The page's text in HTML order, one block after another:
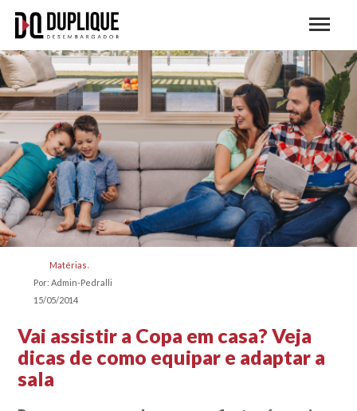
Matérias
Por: Admin-Pedralli
15/05/2014
Vai assistir a Copa em casa? Veja
dicas de como equipar e adaptar a
sala